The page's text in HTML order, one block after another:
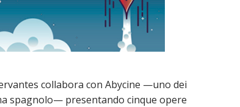
collabora con Abycine —uno dei
spagnolo— presentando cinque opere